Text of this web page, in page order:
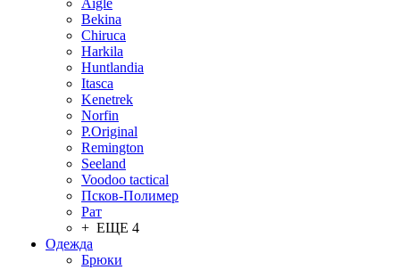
Aigle
Bekina
Chiruсa
Harkila
Huntlandia
Itasca
Kenetrek
Norfin
P.Original
Remington
Seeland
Voodoo tactical
Псков-Полимер
Рат
+ ЕЩЕ 4
Одежда
Брюки